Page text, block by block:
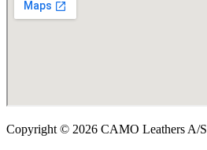
Copyright © 2026 CAMO Leathers A/S